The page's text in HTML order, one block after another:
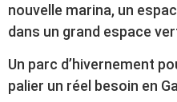
nouvelle marina, un
dans un grand espace
Un parc d’hivernement
palier un réel besoin en